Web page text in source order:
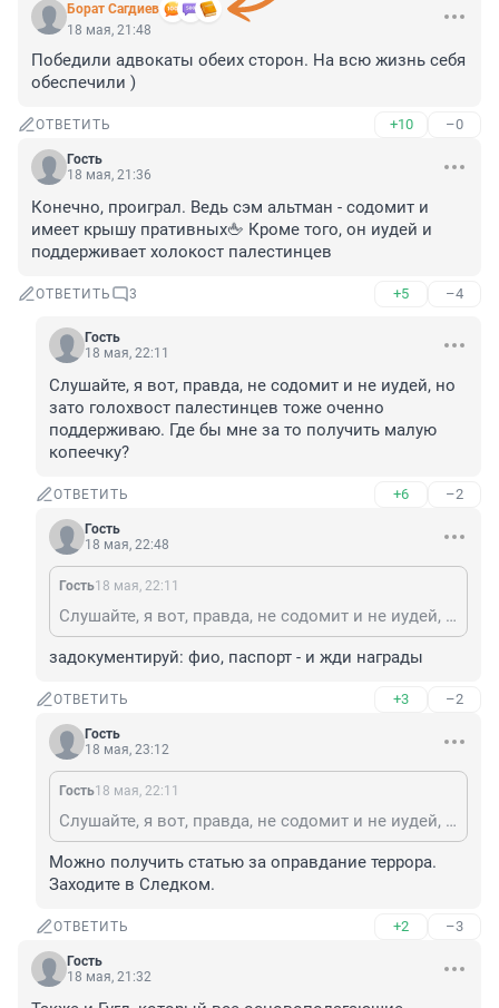
Борат Сaгдиев
18 мая, 21:48
Победили адвокаты обеих сторон. На всю жизнь себя
обеспечили )
ОТВЕТИТЬ +10 –0
Гость
18 мая, 21:36
Конечно, проиграл. Ведь сэм альтман - содомит и
имеет крышу пративных🖕 Кроме того, он иудей и
поддерживает холокост палестинцев
ОТВЕТИТЬ 3 +5 –4
Гость
18 мая, 22:11
Слушайте, я вот, правда, не содомит и не иудей, но
зато голохвост палестинцев тоже оченно
поддерживаю. Где бы мне за то получить малую
копеечку?
ОТВЕТИТЬ +6 –2
Гость
18 мая, 22:48
Гость18 мая, 22:11
Слушайте, я вот, правда, не содомит и не иудей, но зато голохвост палестинцев тоже оченно поддерживаю. Где бы мне за то получить малую копеечку?
задокументируй: фио, паспорт - и жди награды
ОТВЕТИТЬ +3 –2
Гость
18 мая, 23:12
Гость18 мая, 22:11
Слушайте, я вот, правда, не содомит и не иудей, но зато голохвост палестинцев тоже оченно поддерживаю. Где бы мне за то получить малую копеечку?
Можно получить статью за оправдание террора.
Заходите в Следком.
ОТВЕТИТЬ +2 –3
Гость
18 мая, 21:32